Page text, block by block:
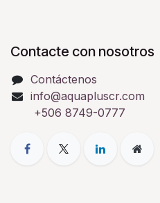
Contacte con nosotros
Contáctenos
info@aquapluscr.com
+506 8749-0777